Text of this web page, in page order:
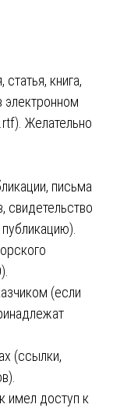
книга,
электронном
Желательно
письма
свидетельство
(если
(ссылки,
имел доступ к